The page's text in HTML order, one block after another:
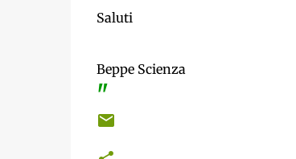
Saluti
Beppe Scienza
"